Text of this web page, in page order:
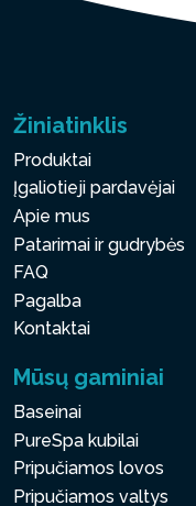
Žiniatinklis
Produktai
Įgaliotieji pardavėjai
Apie mus
Patarimai ir gudrybės
FAQ
Pagalba
Kontaktai
Mūsų gaminiai
Baseinai
PureSpa kubilai
Pripučiamos lovos
Pripučiamos valtys